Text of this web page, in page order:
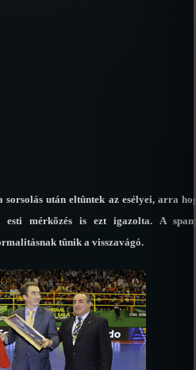
sorsolás után eltûntek az esélyei, arra
esti mérkõzés is ezt igazolta. A
tûnik a visszavágó.